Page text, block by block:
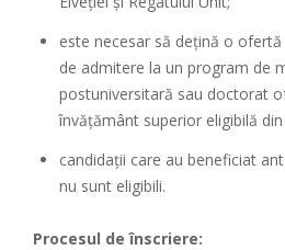
este necesar să dețină o
de admitere la un program de
postuniversitară sau doctorat
învățământ superior eligibilă
candidații care au beneficiat
nu sunt eligibili.
Procesul de înscriere: